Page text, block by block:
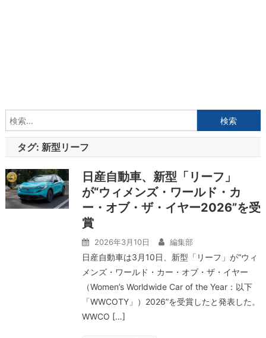
索:
タグ: 新型リーフ
日産自動車、新型「リーフ」
が“ウィメンズ・ワールド・カ
ー・オブ・ザ・イヤー2026”を受
賞
2026年3月10日 編集部
日産自動車は3月10日、新型「リーフ」が“ウィ
メンズ・ワールド・カー・オブ・ザ・イヤー
（Women’s Worldwide Car of the Year：以下
「WWCOTY」）2026”を受賞したと発表した。
WWCO […]